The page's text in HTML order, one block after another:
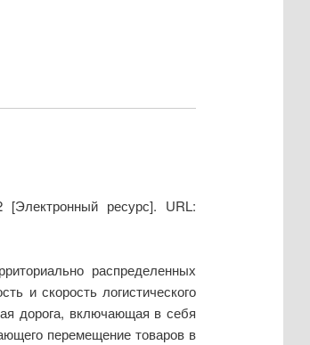
ресурс]. URL:
распределенных
и скорость логистического
дорога, включающая в себя
перемещение товаров в